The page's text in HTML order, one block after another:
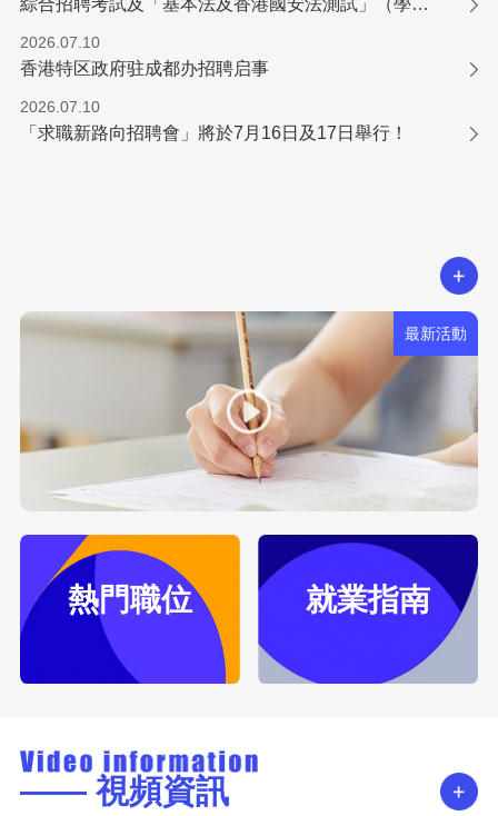
綜合招聘考試及「基本法及香港國安法測試」（學位／專業程度職系）
2026.07.10
香港特区政府驻成都办招聘启事
2026.07.10
「求職新路向招聘會」將於7月16日及17日舉行！
最新活動
熱門職位 就業指南
—— 視頻資訊